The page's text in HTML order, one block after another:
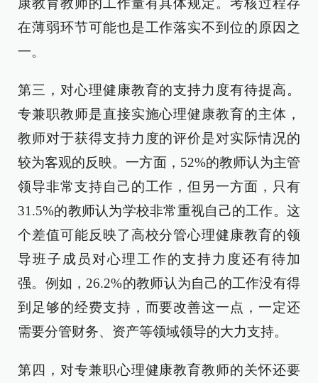
康教育教师的工作量有具体规定。考核过程存
在薄弱环节可能也是工作落实不到位的原因之
一。
第三，对心理健康教育的支持力度有待提高。
专兼职教师是直接实施心理健康教育的主体，
教师对于获得支持力度的评价是对实际情况的
较为客观的反映。一方面，52%的教师认为主管
领导非常支持自己的工作，但另一方面，只有
31.5%的教师认为学校非常重视自己的工作。这
个差值可能反映了高校分管心理健康教育的领
导班子成员对心理工作的支持力度还有待加
强。例如，26.2%的教师认为自己的工作没有得
到足够的经费支持，而要改善这一点，一定还
需要分管财务、资产等领域领导的大力支持。
第四，对专兼职心理健康教育教师的关怀还要